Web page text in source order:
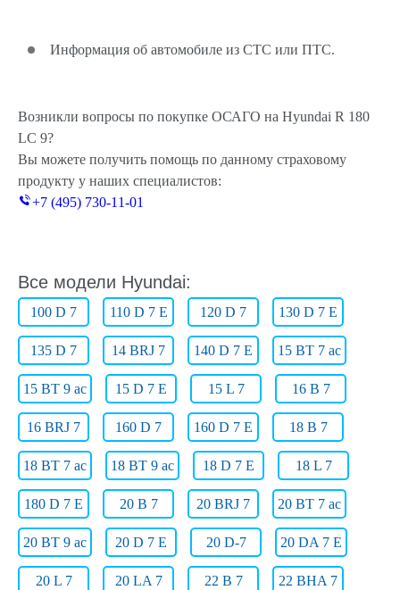
Информация об автомобиле из СТС или ПТС.
Возникли вопросы по покупке ОСАГО на Hyundai R 180
LC 9?
Вы можете получить помощь по данному страховому
продукту у наших специалистов:
+7 (495) 730-11-01
Все модели Hyundai:
100 D 7 110 D 7 E 120 D 7 130 D 7 E
135 D 7 14 BRJ 7 140 D 7 E 15 BT 7 ac
15 BT 9 ac 15 D 7 E 15 L 7 16 B 7
16 BRJ 7 160 D 7 160 D 7 E 18 B 7
18 BT 7 ac 18 BT 9 ac 18 D 7 E 18 L 7
180 D 7 E 20 B 7 20 BRJ 7 20 BT 7 ac
20 BT 9 ac 20 D 7 E 20 D-7 20 DA 7 E
20 L 7 20 LA 7 22 B 7 22 BHA 7